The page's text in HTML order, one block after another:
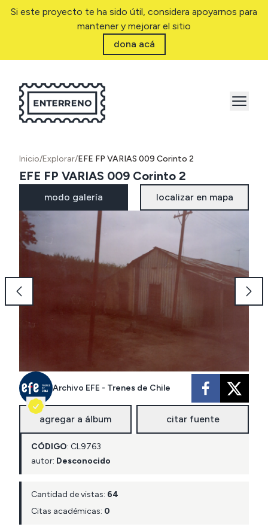
Si este proyecto te ha sido útil, considera apoyarnos para
mantener y mejorar el sitio
dona acá
Inicio/Explorar/EFE FP VARIAS 009 Corinto 2
EFE FP VARIAS 009 Corinto 2
modo galería localizar en mapa
Archivo EFE - Trenes de Chile
agregar a álbum citar fuente
CÓDIGO: CL9763
autor: Desconocido
Cantidad de vistas: 64
Citas académicas: 0